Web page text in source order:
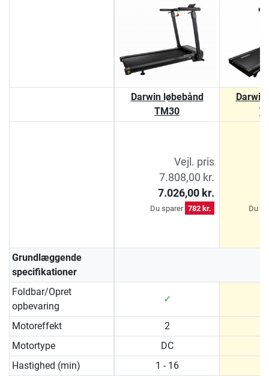
Darwin løbebånd
TM30
Darwin
Vejl. pris
7.808,00 kr.
7.026,00 kr.
Du sparer 782 kr. Du
Grundlæggende
specifikationer
Foldbar/Opret
opbevaring
✓
Motoreffekt 2
Motortype
DC
Hastighed (min)
1 - 16